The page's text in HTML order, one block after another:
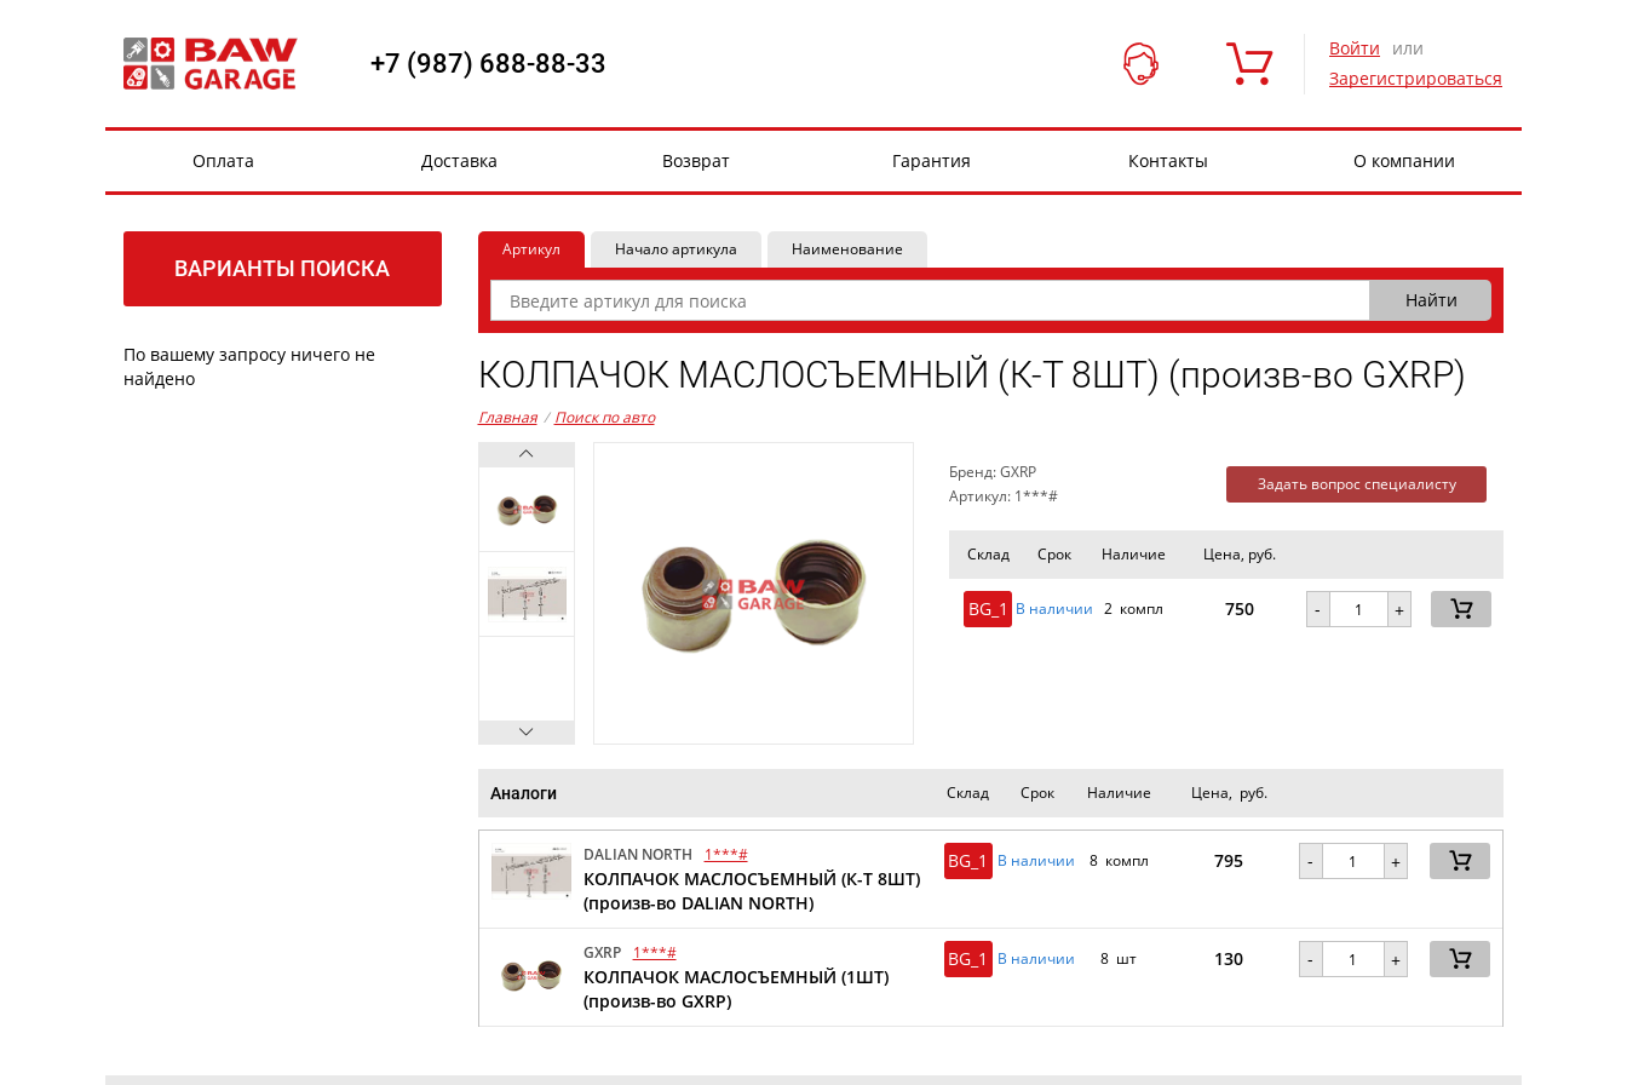
+7 (987) 688-88-33 Войти
или
Зарегистрироваться
Оплата Доставка Возврат Гарантия Контакты О компании
ВАРИАНТЫ ПОИСКА
По вашему запросу ничего не
найдено
Артикул Начало артикула Наименование
КОЛПАЧОК МАСЛОСЪЕМНЫЙ (К-Т 8ШТ) (произв-во GXRP)
Главная / Поиск по авто
Бренд: GXRP
Артикул: 1***#
Задать вопрос специалисту
Склад Срок Наличие Цена, руб.
BG_1 В наличии 2 компл 750 - +
Аналоги Склад Срок Наличие Цена, руб.
DALIAN NORTH 1***#
КОЛПАЧОК МАСЛОСЪЕМНЫЙ (К-Т 8ШТ)
(произв-во DALIAN NORTH)
BG_1 В наличии 8 компл 795 - +
GXRP 1***#
КОЛПАЧОК МАСЛОСЪЕМНЫЙ (1ШТ)
(произв-во GXRP)
BG_1 В наличии 8 шт 130 - +